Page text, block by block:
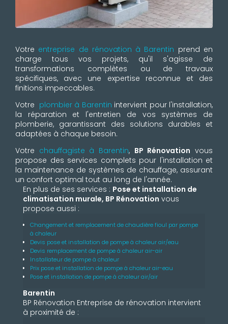
Votre entreprise de rénovation à Barentin prend en
charge tous vos projets, qu'il s'agisse de
transformations complètes ou de travaux
spécifiques, avec une expertise reconnue et des
finitions impeccables.
Votre plombier à Barentin intervient pour l'installation,
la réparation et l'entretien de vos systèmes de
plomberie, garantissant des solutions durables et
adaptées à chaque besoin.
Votre chauffagiste à Barentin, BP Rénovation vous
propose des services complets pour l'installation et
la maintenance de systèmes de chauffage, assurant
un confort optimal tout au long de l'année.
En plus de ses services : Pose et installation de
climatisation murale, BP Rénovation vous
propose aussi :
Changement et remplacement de chaudière fioul par pompe
à chaleur
Devis pose et installation de pompe à chaleur air/eau
Devis remplacement de pompe à chaleur air-air
Installateur de pompe à chaleur
Prix pose et installation de pompe à chaleur air-eau
Pose et installation de pompe à chaleur air/air
Barentin
BP Rénovation Entreprise de rénovation intervient
à proximité de :